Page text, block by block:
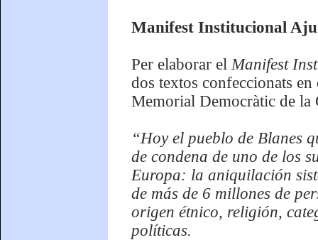
Manifest Institucional
Per elaborar el Manifest
dos textos confeccionats
Memorial Democràtic de la
“Hoy el pueblo de Blanes
de condena de uno de los
Europa: la aniquilación
de más de 6 millones de
origen étnico, religión,
políticas.